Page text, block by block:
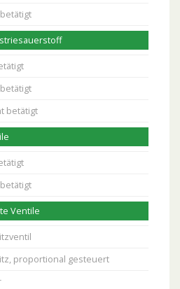
betätigt
Ventile
proportional gesteuert